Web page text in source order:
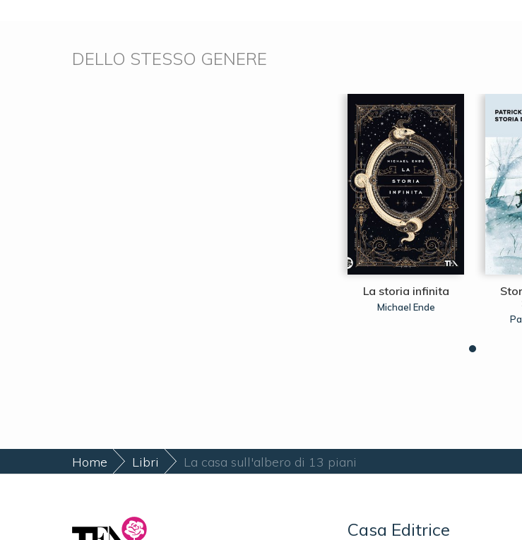
DELLO STESSO GENERE
La storia infinita
Michael Ende
Home Libri La casa sull'albero di 13 piani
Casa Editrice